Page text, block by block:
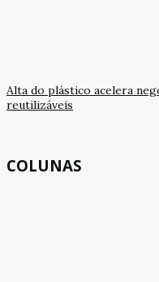
Alta do plástico acelera
reutilizáveis
COLUNAS